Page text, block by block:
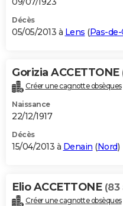
Décès
05/05/2013 à Lens (Pas-de-
Gorizia ACCETTONE
Créer une cagnotte obsèques
Naissance
22/12/1917
Décès
15/04/2013 à Denain (Nord)
Elio ACCETTONE (83
Créer une cagnotte obsèques